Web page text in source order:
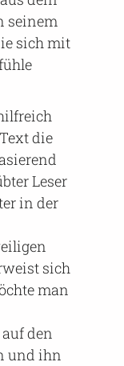
seinem
sich mit
die
Leser
in der
sich
man
den
und ihn